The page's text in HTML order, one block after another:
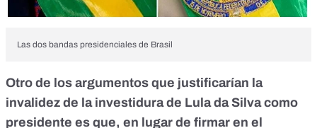
Las dos bandas presidenciales de Brasil
Otro de los argumentos que justificarían la
invalidez de la investidura de Lula da Silva como
presidente es que, en lugar de firmar en el